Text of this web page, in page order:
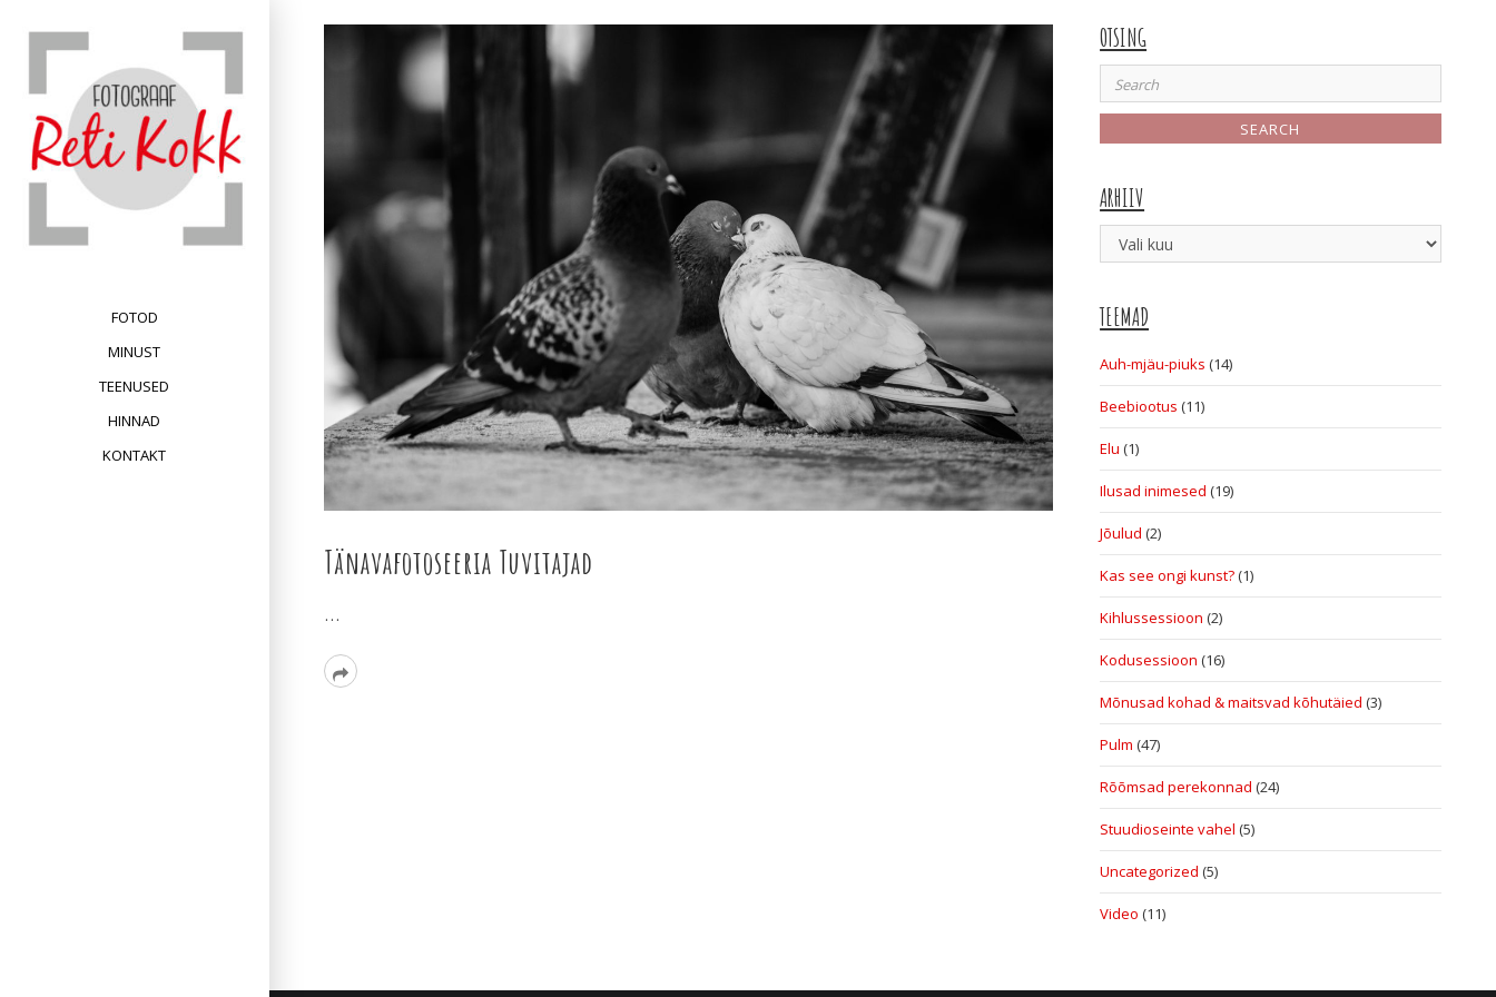
content
FOTOD
MINUST
TEENUSED
HINNAD
KONTAKT
Tänavafotoseeria Tuvitajad
…
Read
OTSING
Search
for:
ARHIIV
Arhiiv
TEEMAD
Auh-mjäu-piuks (14)
Beebiootus (11)
Elu (1)
Ilusad inimesed (19)
Jõulud (2)
Kas see ongi kunst?(1)
Kihlussessioon (2)
Kodusessioon (16)
Mõnusad kohad & maitsvad kõhutäied (3)
Pulm (47)
Rõõmsad perekonnad (24)
Stuudioseinte vahel (5)
Uncategorized (5)
Video (11)